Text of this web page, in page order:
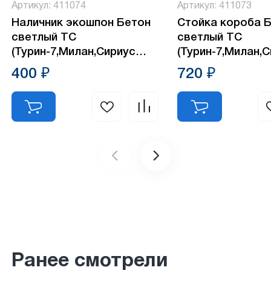
Артикул: 411074
Наличник экошпон Бетон
светлый ТС
(Турин-7,Милан,Сириус
319)
400 ₽
Артикул: 411073
Стойка короба
светлый ТС
(Турин-
319)
720 ₽
Ранее смотрели